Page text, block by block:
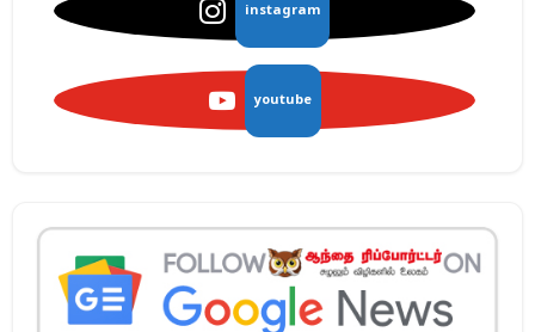
instagram
youtube